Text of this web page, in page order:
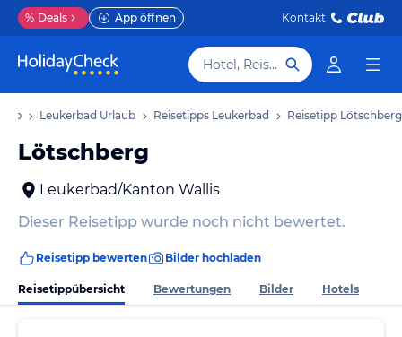
% Deals App öffnen Kontakt
Hotel, Reiseziel
Leukerbad Urlaub Reisetipps Leukerbad Reisetipp Lötschberg
Lötschberg
Leukerbad/Kanton Wallis
Dieser Reisetipp wurde noch nicht bewertet.
Reisetipp bewerten Bilder hochladen
Reisetippübersicht Bewertungen Bilder Hotels